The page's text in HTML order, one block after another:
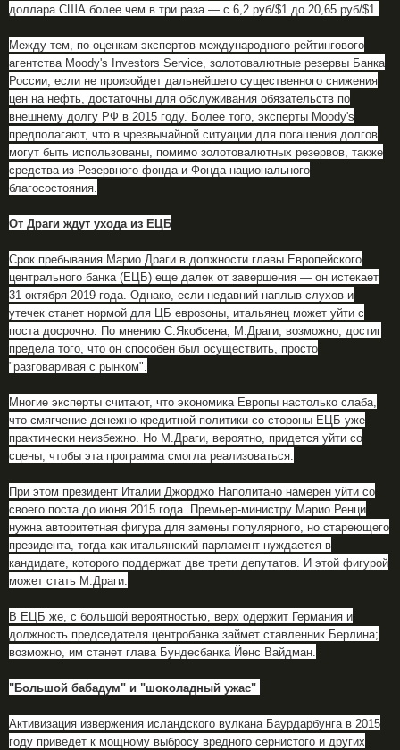
доллара США более чем в три раза — с 6,2 руб/$1 до 20,65 руб/$1.
Между тем, по оценкам экспертов международного рейтингового
агентства Moody's Investors Service, золотовалютные резервы Банка
России, если не произойдет дальнейшего существенного снижения
цен на нефть, достаточны для обслуживания обязательств по
внешнему долгу РФ в 2015 году. Более того, эксперты Moody's
предполагают, что в чрезвычайной ситуации для погашения долгов
могут быть использованы, помимо золотовалютных резервов, также
средства из Резервного фонда и Фонда национального
благосостояния.
От Драги ждут ухода из ЕЦБ
Срок пребывания Марио Драги в должности главы Европейского
центрального банка (ЕЦБ) еще далек от завершения — он истекает
31 октября 2019 года. Однако, если недавний наплыв слухов и
утечек станет нормой для ЦБ еврозоны, итальянец может уйти с
поста досрочно. По мнению С.Якобсена, М.Драги, возможно, достиг
предела того, что он способен был осуществить, просто
"разговаривая с рынком".
Многие эксперты считают, что экономика Европы настолько слаба,
что смягчение денежно-кредитной политики со стороны ЕЦБ уже
практически неизбежно. Но М.Драги, вероятно, придется уйти со
сцены, чтобы эта программа смогла реализоваться.
При этом президент Италии Джорджо Наполитано намерен уйти со
своего поста до июня 2015 года. Премьер-министру Марио Ренци
нужна авторитетная фигура для замены популярного, но стареющего
президента, тогда как итальянский парламент нуждается в
кандидате, которого поддержат две трети депутатов. И этой фигурой
может стать М.Драги.
В ЕЦБ же, с большой вероятностью, верх одержит Германия и
должность председателя центробанка займет ставленник Берлина;
возможно, им станет глава Бундесбанка Йенс Вайдман.
"Большой бабадум" и "шоколадный ужас"
Активизация извержения исландского вулкана Баурдарбунга в 2015
году приведет к мощному выбросу вредного сернистого и других